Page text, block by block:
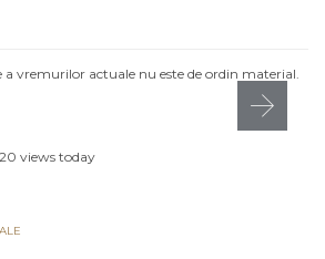
vremurilor actuale nu este de ordin material.
views today